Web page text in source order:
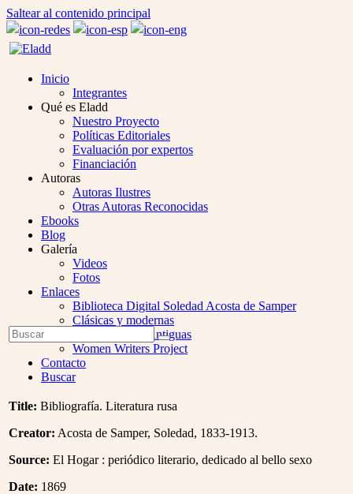
Saltear al contenido principal
Inicio
Integrantes
Qué es Eladd
Nuestro Proyecto
Políticas Editoriales
Evaluación por expertos
Financiación
Autoras
Autoras Ilustres
Otras Autoras Reconocidas
Ebooks
Blog
Galería
Videos
Fotos
Enlaces
Biblioteca Digital Soledad Acosta de Samper
Clásicas y modernas
Colección Las Antiguas
Women Writers Project
Contacto
Buscar
Open
Mobile
Menu
Buscar
Enviar
Title: Bibliografía. Literatura rusa
Creator: Acosta de Samper, Soledad, 1833-1913.
Source: El Hogar : periódico literario, dedicado al bello sexo
Date: 1869